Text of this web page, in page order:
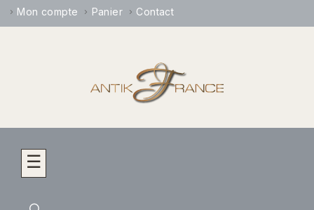
Mon compte Panier Contact
☰